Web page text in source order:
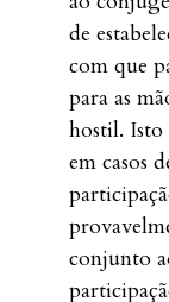
de
com que
para as
hostil. Isto
em casos
conjunto